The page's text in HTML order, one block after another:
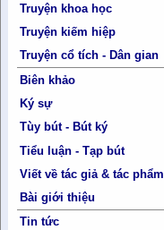
Truyện khoa học
Truyện kiếm hiệp
Truyện cổ tích - Dân gian
Biên khảo
Ký sự
Tùy bút - Bút ký
Tiểu luận - Tạp bút
Viết về tác giả & tác phẩm
Bài giới thiệu
Tin tức